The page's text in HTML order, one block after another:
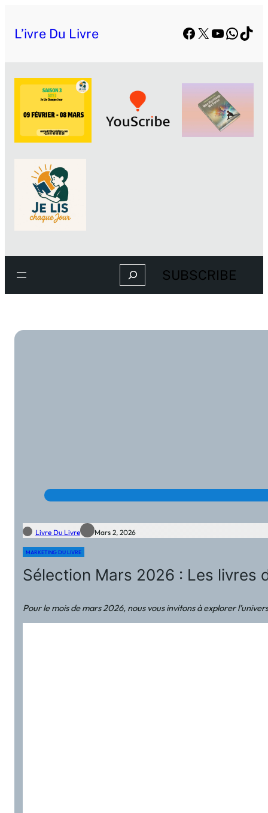
L’ivre Du Livre Facebook
X YouTube
Search SUBSCRIBE
Livre Du Livre Mars 2, 2026
MARKETING DU LIVRE
Sélection Mars 2026 : Les livres
Pour le mois de mars 2026, nous vous invitons à explorer